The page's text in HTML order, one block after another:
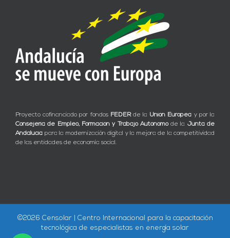
Proyecto cofinanciado por fondos FEDERde la Unión Europea y por la
Consejería de Empleo, Formación y Trabajo Autónomode la Junta de
Andalucía para la modernización digital y la mejora de la competitividad
de las entidades de economía social.
©2026 Censolar | Centro Internacional para la capacitación
tecnológica de especialistas en energía solar